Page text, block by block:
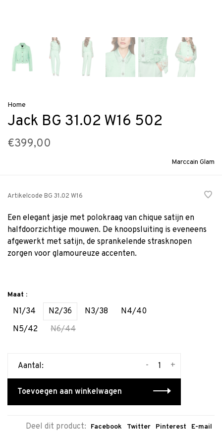
Home
Jack BG 31.02 W16 502
€399,00
Marccain Glam
Artikelcode BG 31.02 W16
Een elegant jasje met polokraag van chique satijn en
halfdoorzichtige mouwen. De knoopsluiting is eveneens
afgewerkt met satijn, de sprankelende strasknopen
zorgen voor glamoureuze accenten.
Maat :
N1/34 N2/36 N3/38
N4/40
N5/42
N6/44
Aantal: +
-
Toevoegen aan winkelwagen
Deel dit product: Facebook Twitter Pinterest E-mail